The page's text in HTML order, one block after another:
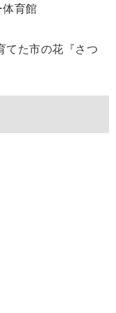
体育館
てた市の花『さつ